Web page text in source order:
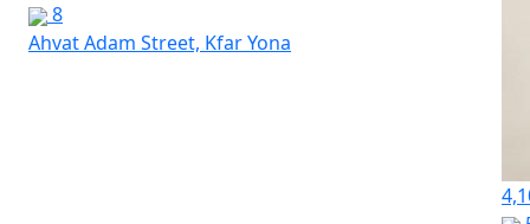
8
Ahvat Adam Street, Kfar Yona